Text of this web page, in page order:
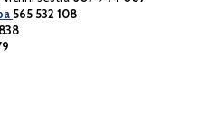
565 532 108